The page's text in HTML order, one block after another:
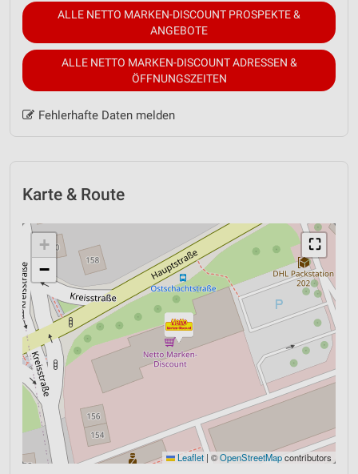
ALLE NETTO MARKEN-DISCOUNT PROSPEKTE &
ANGEBOTE
ALLE NETTO MARKEN-DISCOUNT ADRESSEN &
ÖFFNUNGSZEITEN
Fehlerhafte Daten melden
Karte & Route
⛶
+
−
Leaflet | ©OpenStreetMapcontributors